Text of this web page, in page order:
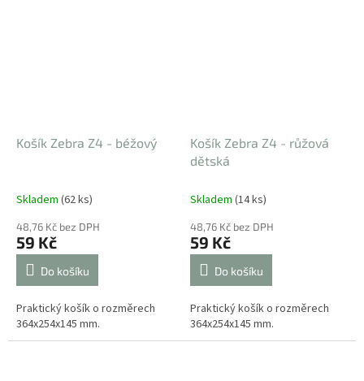
Košík Zebra Z4 - béžový
Skladem (62 ks)
48,76 Kč bez DPH
59 Kč
Do košíku
Praktický košík o rozměrech
364x254x145 mm.
Košík Zebra Z4 - růžová
dětská
Skladem (14 ks)
48,76 Kč bez DPH
59 Kč
Do košíku
Praktický košík o rozměrech
364x254x145 mm.